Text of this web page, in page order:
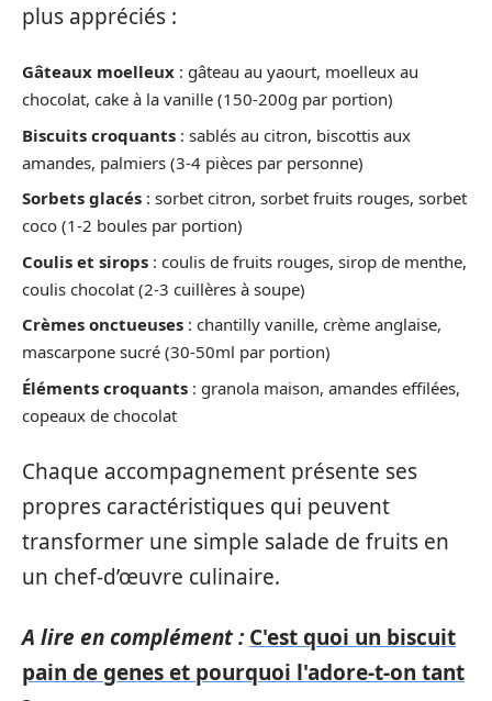
plus appréciés :
Gâteaux moelleux : gâteau au yaourt, moelleux au
chocolat, cake à la vanille (150-200g par portion)
Biscuits croquants : sablés au citron, biscottis aux
amandes, palmiers (3-4 pièces par personne)
Sorbets glacés : sorbet citron, sorbet fruits rouges, sorbet
coco (1-2 boules par portion)
Coulis et sirops : coulis de fruits rouges, sirop de menthe,
coulis chocolat (2-3 cuillères à soupe)
Crèmes onctueuses : chantilly vanille, crème anglaise,
mascarpone sucré (30-50ml par portion)
Éléments croquants : granola maison, amandes effilées,
copeaux de chocolat
Chaque accompagnement présente ses
propres caractéristiques qui peuvent
transformer une simple salade de fruits en
un chef-d’œuvre culinaire.
A lire en complément : C'est quoi un biscuit
pain de genes et pourquoi l'adore-t-on tant